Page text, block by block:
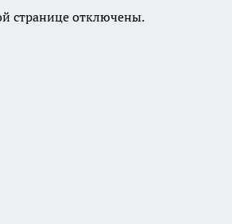
странице отключены.